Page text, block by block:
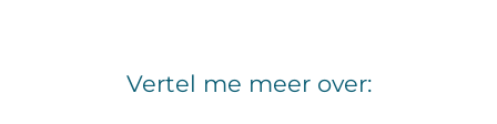
Vertel me meer over: